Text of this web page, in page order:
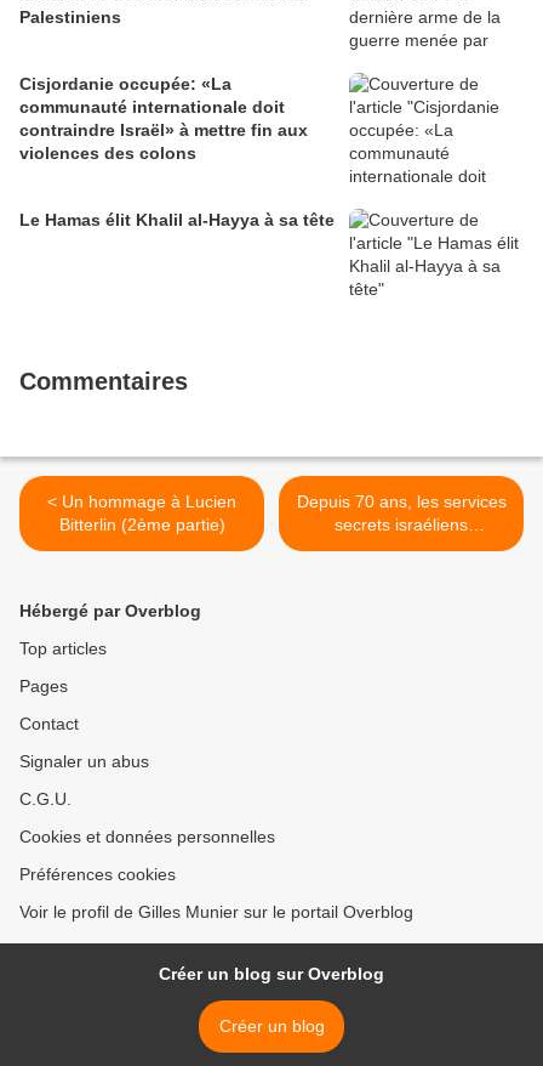
Palestiniens
Cisjordanie occupée: «La
communauté internationale doit
contraindre Israël» à mettre fin aux
violences des colons
Le Hamas élit Khalil al-Hayya à sa tête
Commentaires
< Un hommage à Lucien
Bitterlin (2ème partie)
Depuis 70 ans, les services
secrets israéliens
assassinent, enlèvent et
Hébergé par Overblog
Top articles
Pages
Contact
Signaler un abus
C.G.U.
Cookies et données personnelles
Préférences cookies
Voir le profil de Gilles Munier sur le portail Overblog
Créer un blog sur Overblog
Créer un blog